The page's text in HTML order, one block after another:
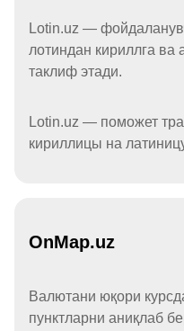
Lotin.uz —
лотиндан кириллга ва
таклиф этади.
Lotin.uz — поможет
кириллицы на
OnMap.uz
Валютани юқори
пунктларни аниқлаб